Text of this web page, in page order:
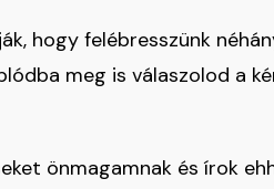
hogy felébresszünk
meg is válaszolod a
önmagamnak és írok